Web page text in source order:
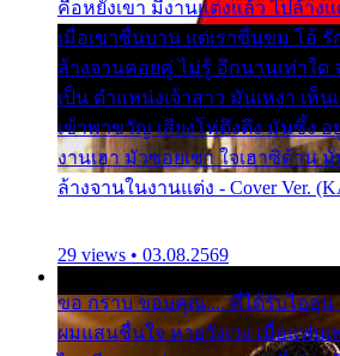
คือหยังเขา มีงานแต่งแล้ว ไปล้าง
เมื่อเขาชื่นบาน แต่เราขื่นขม โอ้
ล้างจานคอยคู่ ไม่รู้ อีกนานเท่าใด
เป็น ตำแหน่งเจ้าสาว มันเหงา เ
เข้าพาขวัญ เสียงโห่ตึงตึง มันซึ้ง
งานเฮา มัวซอยเขา ใจเฮาซิด้าน
ล้างจานในงานแต่ง - Cover Ver.
29 views • 03.08.2569
ขอ กราบ ขอบคุณ.... ที่ได้รับไออุ่น
ผมแสนชื่นใจ หายวังเวง เมื่อแฟนเ